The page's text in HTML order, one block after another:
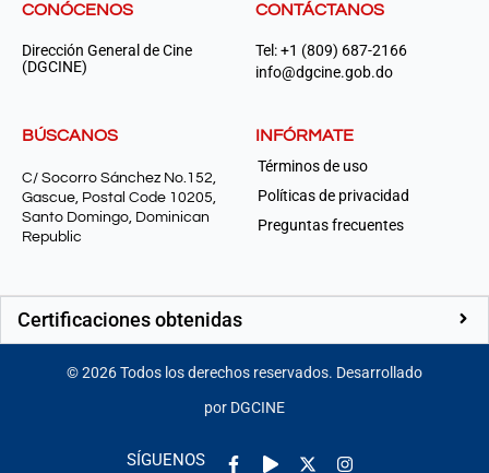
CONÓCENOS
Dirección General de Cine
(DGCINE)
CONTÁCTANOS
Tel: +1 (809) 687-2166
info@dgcine.gob.do
BÚSCANOS
C/ Socorro Sánchez No.152,
Gascue, Postal Code 10205,
Santo Domingo, Dominican
Republic
INFÓRMATE
Términos de uso
Políticas de privacidad
Preguntas frecuentes
Certificaciones obtenidas
©2026Todos los derechos reservados. Desarrollado
por DGCINE
SÍGUENOS
Facebook-
Play Instagram